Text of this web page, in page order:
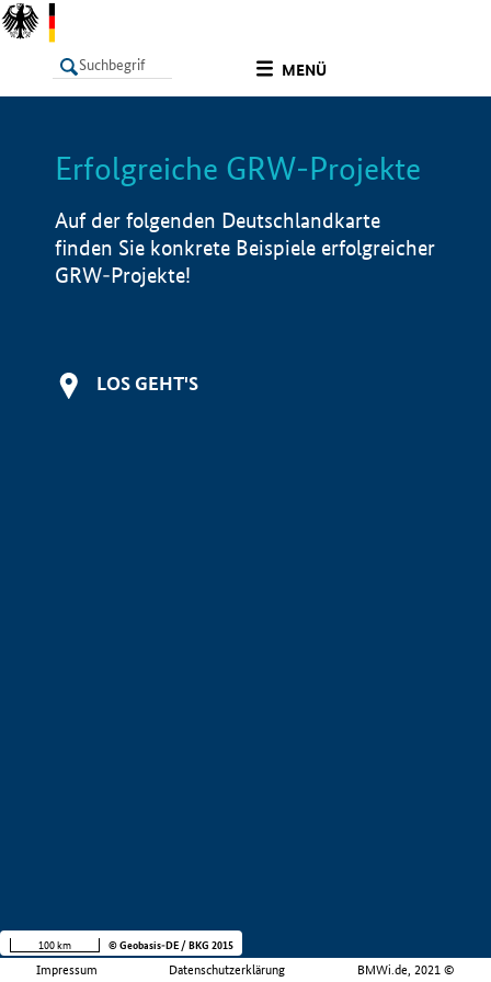
MENÜ
LISTE Info
Erfolgreiche GRW-Projekte
Auf der folgenden Deutschlandkarte
finden Sie konkrete Beispiele erfolgreicher
GRW-Projekte!
LOS GEHT'S
Impressum Datenschutzerklärung BMWi.de, 2021 ©
100 km © Geobasis-DE / BKG 2015